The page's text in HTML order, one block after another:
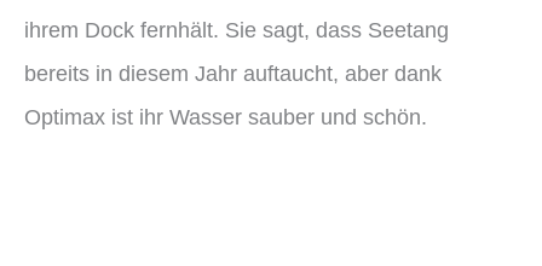
ihrem Dock fernhält. Sie sagt, dass Seetang
bereits in diesem Jahr auftaucht, aber dank
Optimax ist ihr Wasser sauber und schön.